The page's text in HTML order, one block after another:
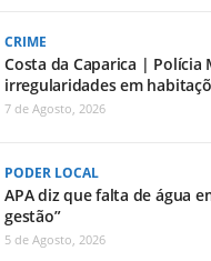
CRIME
Costa da Caparica | Polícia
irregularidades em
7 de Agosto, 2026
PODER LOCAL
APA diz que falta de água
gestão”
5 de Agosto, 2026